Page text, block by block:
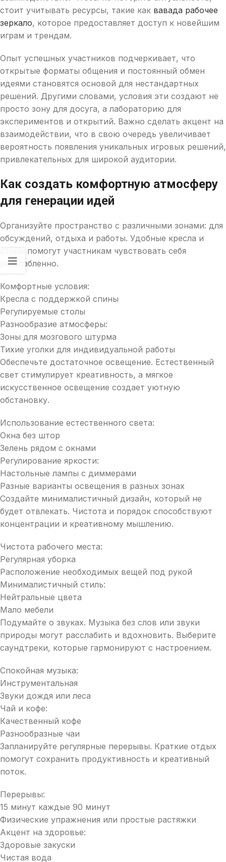
стоит учитывать ресурсы, такие как вавада рабочее
зеркало, которое предоставляет доступ к новейшим
играм и трендам.
Опыт успешных участников подчеркивает, что
открытые форматы общения и постоянный обмен
идеями становятся основой для нестандартных
решений. Другими словами, условия эти создают не
просто зону для досуга, а лабораторию для
экспериментов и открытий. Важно сделать акцент на
взаимодействии, что в свою очередь увеличивает
вероятность появления уникальных игровых решений,
привлекательных для широкой аудитории.
Как создать комфортную атмосферу
для генерации идей
Организуйте пространство с различными зонами: для
обсуждений, отдыха и работы. Удобные кресла и
столы помогут участникам чувствовать себя
расслабленно.
Комфортные условия:
Кресла с поддержкой спины
Регулируемые столы
Разнообразие атмосферы:
Зоны для мозгового штурма
Тихие уголки для индивидуальной работы
Обеспечьте достаточное освещение. Естественный
свет стимулирует креативность, а мягкое
искусственное освещение создает уютную
обстановку.
Использование естественного света:
Окна без штор
Зелень рядом с окнами
Регулирование яркости:
Настольные лампы с диммерами
Разные варианты освещения в разных зонах
Создайте минималистичный дизайн, который не
будет отвлекать. Чистота и порядок способствуют
концентрации и креативному мышлению.
Чистота рабочего места:
Регулярная уборка
Расположение необходимых вещей под рукой
Минималистичный стиль:
Нейтральные цвета
Мало мебели
Подумайте о звуках. Музыка без слов или звуки
природы могут расслабить и вдохновить. Выберите
саундтреки, которые гармонируют с настроением.
Спокойная музыка:
Инструментальная
Звуки дождя или леса
Чай и кофе:
Качественный кофе
Разнообразные чаи
Запланируйте регулярные перерывы. Краткие отдых
помогут сохранить продуктивность и креативный
поток.
Перерывы:
15 минут каждые 90 минут
Физические упражнения или простые растяжки
Акцент на здоровье:
Здоровые закуски
Чистая вода